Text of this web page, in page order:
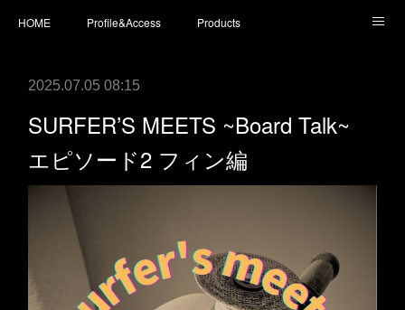
HOME Profile&Access Products
2025.07.05 08:15
SURFER’S MEETS ~Board Talk~
エピソード2 フィン編